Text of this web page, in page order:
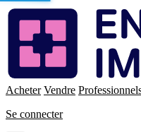
Enchères
Immo
Acheter Vendre
Se connecter